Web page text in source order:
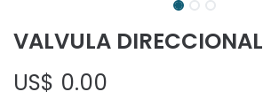
VALVULA DIRECCIONAL
US$ 0.00